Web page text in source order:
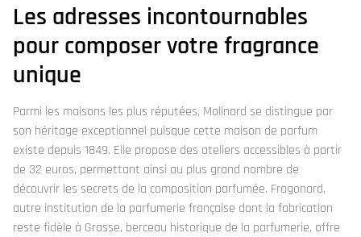
Les adresses incontournables
pour composer votre fragrance
unique
Parmi les maisons les plus réputées, Molinard se distingue par
son héritage exceptionnel puisque cette maison de parfum
existe depuis 1849. Elle propose des ateliers accessibles à partir
de 32 euros, permettant ainsi au plus grand nombre de
découvrir les secrets de la composition parfumée. Fragonard,
autre institution de la parfumerie française dont la fabrication
reste fidèle à Grasse, berceau historique de la parfumerie, offre